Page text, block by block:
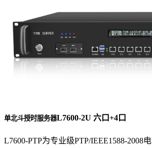
单北斗授时服务器L7600-2U 六口+4口
L7600-PTP为专业级PTP/IEEE1588-2008